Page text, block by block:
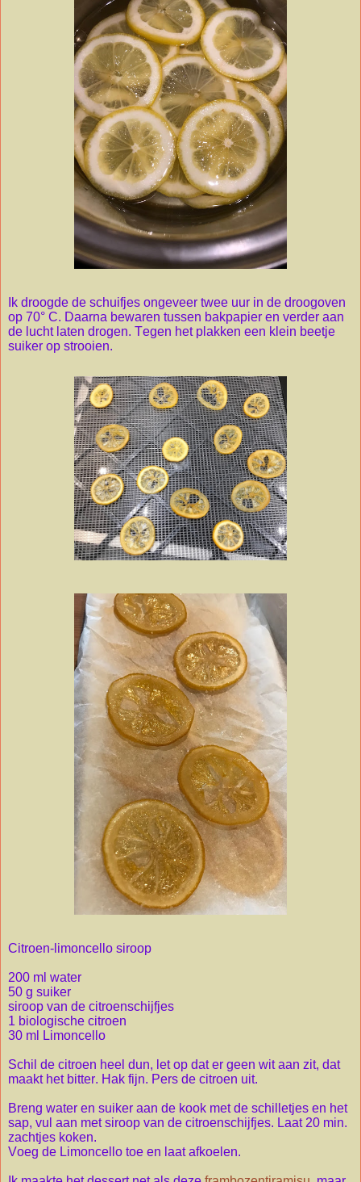
Ik droogde de schuifjes ongeveer twee uur in de droogoven
op 70° C. Daarna bewaren tussen bakpapier en verder aan
de lucht laten drogen. Tegen het plakken een klein beetje
suiker op strooien.
Citroen-limoncello siroop
200 ml water
50 g suiker
siroop van de citroenschijfjes
1 biologische citroen
30 ml Limoncello
Schil de citroen heel dun, let op dat er geen wit aan zit, dat
maakt het bitter. Hak fijn. Pers de citroen uit.
Breng water en suiker aan de kook met de schilletjes en het
sap, vul aan met siroop van de citroenschijfjes. Laat 20 min.
zachtjes koken.
Voeg de Limoncello toe en laat afkoelen.